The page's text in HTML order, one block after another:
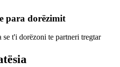
para dorëzimit
t'i dorëzoni te partneri tregtar